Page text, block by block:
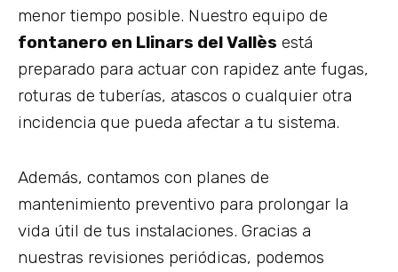
menor tiempo posible. Nuestro equipo de
fontanero en Llinars del Vallès está
preparado para actuar con rapidez ante fugas,
roturas de tuberías, atascos o cualquier otra
incidencia que pueda afectar a tu sistema.
Además, contamos con planes de
mantenimiento preventivo para prolongar la
vida útil de tus instalaciones. Gracias a
nuestras revisiones periódicas, podemos